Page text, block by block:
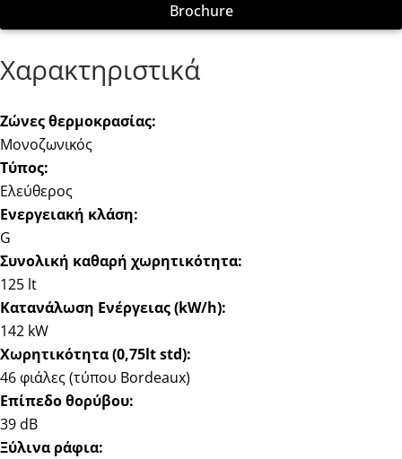
Brochure
Χαρακτηριστικά
Ζώνες θερμοκρασίας:
Μονοζωνικός
Τύπος:
Ελεύθερος
Ενεργειακή κλάση:
G
Συνολική καθαρή χωρητικότητα:
125 lt
Κατανάλωση Ενέργειας (kW/h):
142 kW
Χωρητικότητα (0,75lt std):
46 φιάλες (τύπου Bordeaux)
Επίπεδο θορύβου:
39 dB
Ξύλινα ράφια: